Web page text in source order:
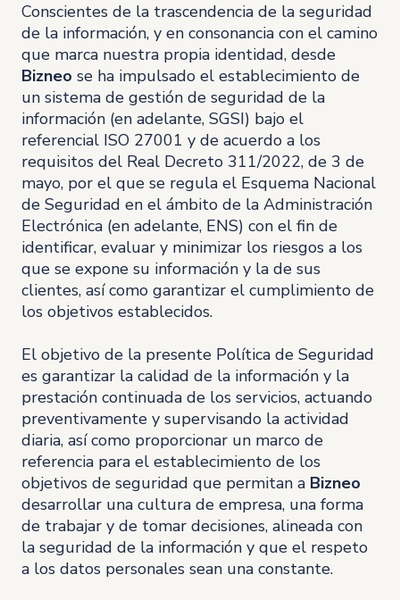
Conscientes de la trascendencia de la seguridad
de la información, y en consonancia con el camino
que marca nuestra propia identidad, desde
Bizneo se ha impulsado el establecimiento de
un sistema de gestión de seguridad de la
información (en adelante, SGSI) bajo el
referencial ISO 27001 y de acuerdo a los
requisitos del Real Decreto 311/2022, de 3 de
mayo, por el que se regula el Esquema Nacional
de Seguridad en el ámbito de la Administración
Electrónica (en adelante, ENS) con el fin de
identificar, evaluar y minimizar los riesgos a los
que se expone su información y la de sus
clientes, así como garantizar el cumplimiento de
los objetivos establecidos.
El objetivo de la presente Política de Seguridad
es garantizar la calidad de la información y la
prestación continuada de los servicios, actuando
preventivamente y supervisando la actividad
diaria, así como proporcionar un marco de
referencia para el establecimiento de los
objetivos de seguridad que permitan a Bizneo
desarrollar una cultura de empresa, una forma
de trabajar y de tomar decisiones, alineada con
la seguridad de la información y que el respeto
a los datos personales sean una constante.